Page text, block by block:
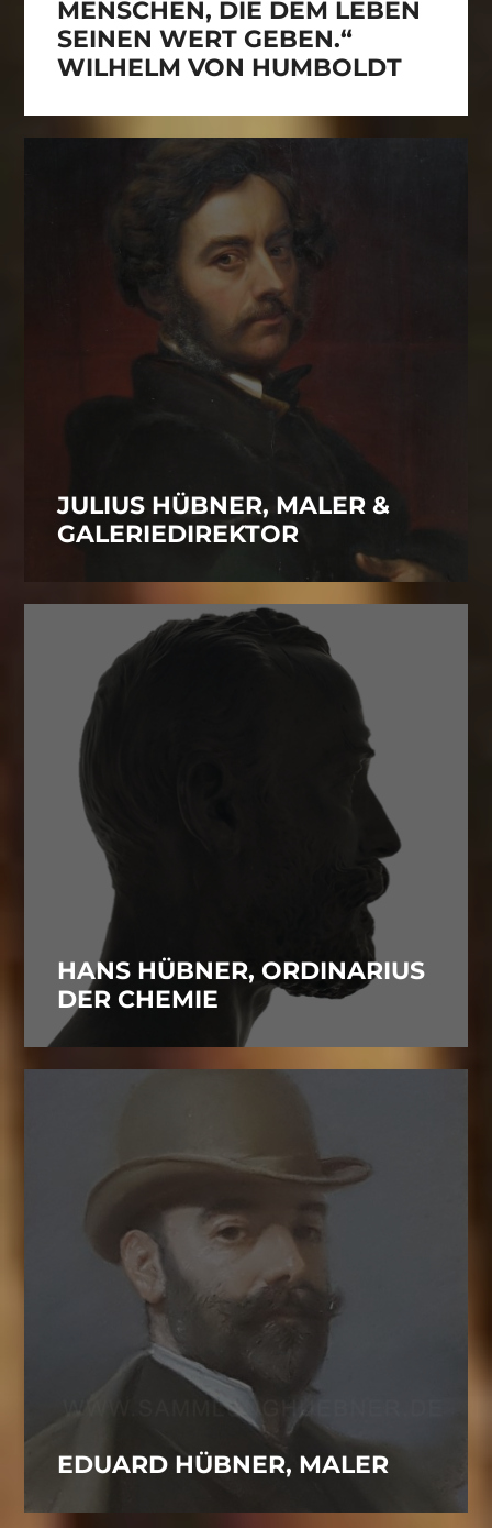
MENSCHEN, DIE DEM LEBEN
SEINEN WERT GEBEN.“
WILHELM VON HUMBOLDT
JULIUS HÜBNER, MALER &
GALERIEDIREKTOR
HANS HÜBNER, ORDINARIUS
DER CHEMIE
EDUARD HÜBNER, MALER